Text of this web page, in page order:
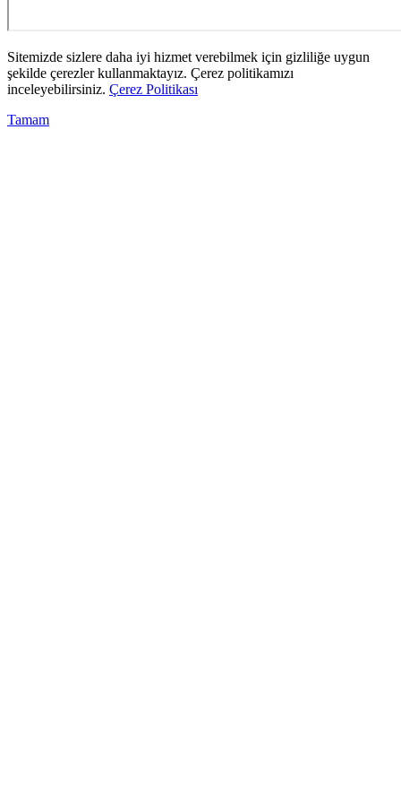
Sitemizde sizlere daha iyi hizmet verebilmek için gizliliğe uygun
şekilde çerezler kullanmaktayız. Çerez politikamızı
inceleyebilirsiniz. Çerez Politikası
Tamam